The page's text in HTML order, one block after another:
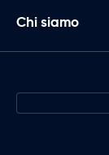
Chi siamo